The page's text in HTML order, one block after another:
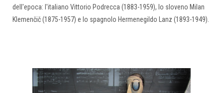
dell'epoca: l'italiano Vittorio Podrecca (1883-1959), lo sloveno Milan
Klemenčič (1875-1957) e lo spagnolo Hermenegildo Lanz (1893-1949).